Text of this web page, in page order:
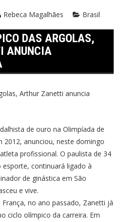
Rebeca Magalhães Brasil
DAS ARGOLAS,
ANUNCIA
de ouro na Olimpíada de
2012, anunciou, neste domingo
profissional. O paulista de 34
continuará ligado à
de ginástica em São
e vive.
no ano passado, Zanetti já
ciclo olímpico da carreira. Em